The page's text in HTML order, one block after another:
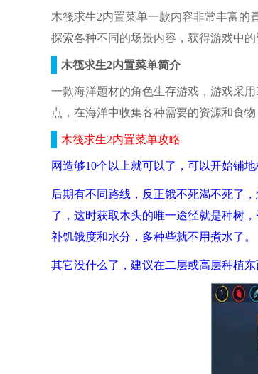
木筏求生2内置菜单一款内容非常丰富的
探索各种不同的场景内容，获得游戏中
木筏求生2内置菜单简介
一款海洋题材的角色生存游戏，游戏采
点，在海洋中收集各种需要的资源和食
木筏求生2内置菜单攻略
网造够10个以上就可以了，可以开始铺
后期有不同路线，反正饿不死渴不死了
了，这时获取木头的唯一途径就是种树
补饥饿度和水分，多种些就不用煮水了。
其它没什么了，建议在二层或高层种植